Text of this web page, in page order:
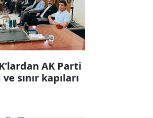
AK Parti
sınır kapıları